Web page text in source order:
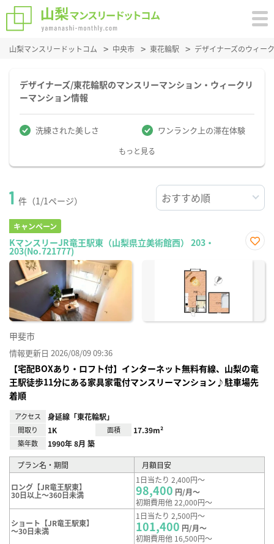
山梨マンスリードットコム 中央市 東花輪駅 デザイナーズのウィー
デザイナーズ/東花輪駅のマンスリーマンション・ウィークリ
ーマンション情報
洗練された美しさ ワンランク上の滞在体験
もっと見る
1 件（1/1ページ）
キャンペーン
KマンスリーJR竜王駅東（山梨県立美術館西） 203・
203(No.721777)
に入
甲斐市
情報更新日 2026/08/09 09:36
【宅配BOXあり・ロフト付】インターネット無料有線、山梨の竜
王駅徒歩11分にある家具家電付マンスリーマンション♪駐車場先
着順
アクセス 身延線「東花輪駅」
間取り 1K 面積 17.39m²
築年数 1990年 8月 築
プラン名・期間 月額目安
ロング【JR竜王駅東】
30日以上～360日未満
1日当たり 2,400円～
98,400 円/月～
初期費用他 22,000円～
ショート【JR竜王駅東】
～30日未満
1日当たり 2,500円～
101,400 円/月～
初期費用他 16,500円～